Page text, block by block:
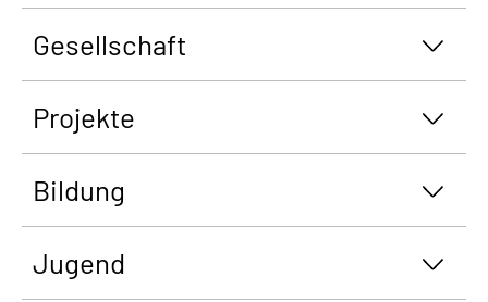
Gesellschaft
Projekte
Bildung
Jugend